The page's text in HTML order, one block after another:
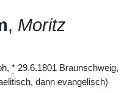
, Moritz
* 29.6.1801 Braunschweig,
dann evangelisch)